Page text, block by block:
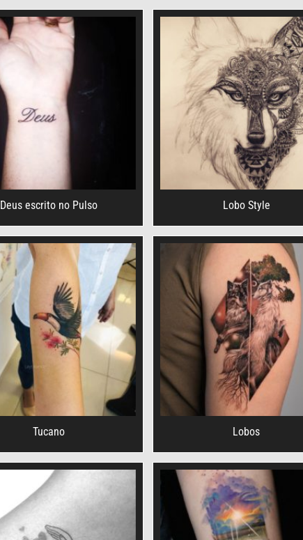
Deus escrito no Pulso Lobo Style
Tucano Lobos